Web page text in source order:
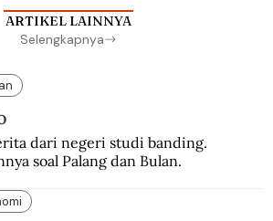
ARTIKEL LAINNYA
Selengkapnya
dari negeri studi banding.
soal Palang dan Bulan.